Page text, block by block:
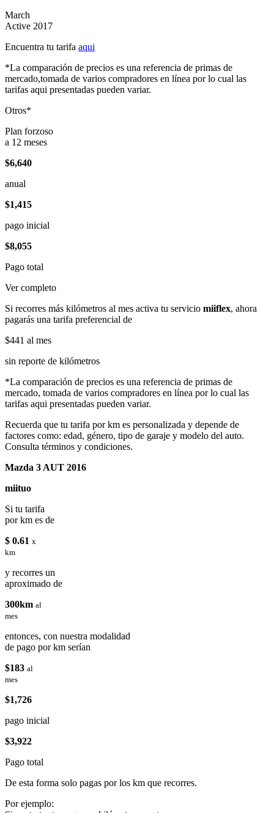
March
Active 2017
Encuentra tu tarifa aqui
*La comparación de precios es una referencia de primas de
mercado,tomada de varios compradores en línea por lo cual las
tarifas aqui presentadas pueden variar.
Otros*
Plan forzoso
a 12 meses
$6,640
anual
$1,415
pago inicial
$8,055
Pago total
Ver completo
Si recorres más kilómetros al mes activa tu servicio miiflex, ahora
pagarás una tarifa preferencial de
$441 al mes
sin reporte de kilómetros
*La comparación de precios es una referencia de primas de
mercado, tomada de varios compradores en línea por lo cual las
tarifas aqui presentadas pueden variar.
Recuerda que tu tarifa por km es personalizada y depende de
factores como: edad, género, tipo de garaje y modelo del auto.
Consulta términos y condiciones.
Mazda 3 AUT 2016
miituo
Si tu tarifa
por km es de
$ 0.61 x
km
y recorres un
aproximado de
300km al
mes
entonces, con nuestra modalidad
de pago por km serían
$183 al
mes
$1,726
pago inicial
$3,922
Pago total
De esta forma solo pagas por los km que recorres.
Por ejemplo: